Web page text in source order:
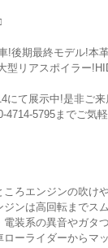
!後期最終モデル!本
型リアスポイラー
て展示中!是非ご来
4714-5795までご気
ろエンジンの吹け
ンは高回転までス
装系の異音やガタ
ーライダーからマ